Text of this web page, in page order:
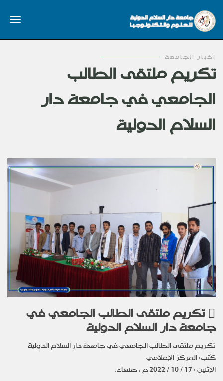
أخبار الجامعة
تكريم ملتقى الطالب
الجامعي في جامعة دار
السلام الدولية
تكريم ملتقى الطالب الجامعي في
جامعة دار السلام الدولية
تكريم ملتقى الطالب الجامعي في جامعة دار السلام الدولية
كَتب: المركز الإعلامي
الإثنين : 17 / 10 / 2022 م ، صنعاء.